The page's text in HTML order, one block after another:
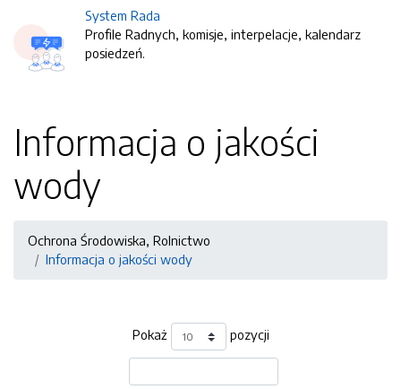
System Rada
Profile Radnych, komisje, interpelacje, kalendarz
posiedzeń.
Informacja o jakości
wody
Ochrona Środowiska, Rolnictwo
Informacja o jakości wody
Pokaż pozycji